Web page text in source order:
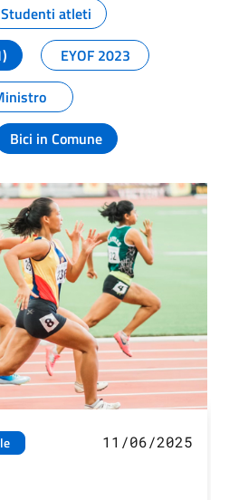
Studenti atleti
EYOF 2023
Bici in Comune
11/06/2025